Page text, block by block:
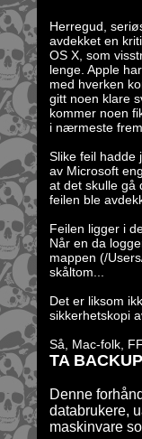
Herregud,
avdekket en
OS X, som
lenge. Apple
med hverken
gitt noen klare
kommer noen
i nærmeste
Slike feil hadde
av Microsoft
at det skulle gå
feilen ble
Feilen ligger i
Når en da
mappen (/
skåltom...
Det er liksom
sikkerhetskopi
Så, Mac-folk,
TA
Denne
databrukere,
maskinvare